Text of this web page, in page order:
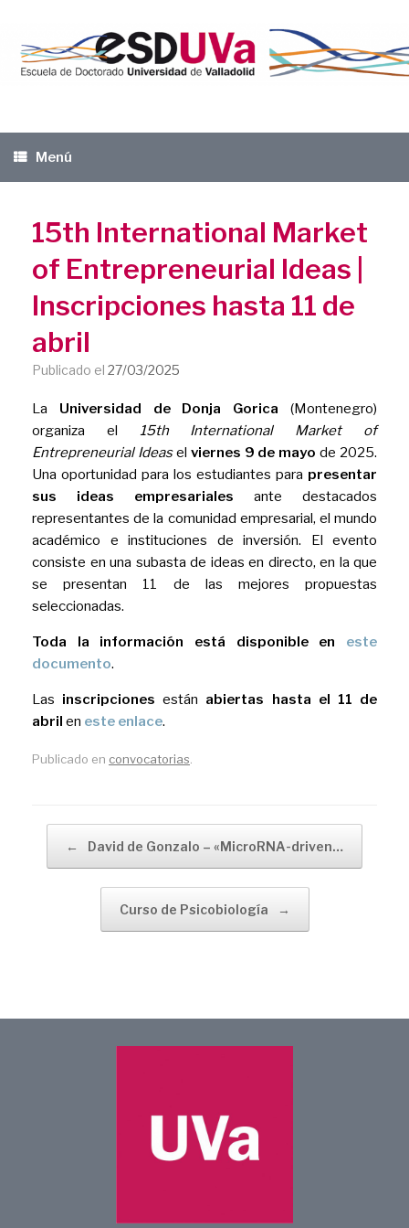
contenido
Menú
15th International Market
of Entrepreneurial Ideas |
Inscripciones hasta 11 de
abril
Publicado el 27/03/2025
La Universidad de Donja Gorica (Montenegro)
organiza el 15th International Market of
Entrepreneurial Ideasel viernes 9 de mayo de 2025.
Una oportunidad para los estudiantes para presentar
sus ideas empresariales ante destacados
representantes de la comunidad empresarial, el mundo
académico e instituciones de inversión. El evento
consiste en una subasta de ideas en directo, en la que
se presentan 11 de las mejores propuestas
seleccionadas.
Toda la información está disponible en este
documento.
Las inscripciones están abiertas hasta el 11 de
abril en este enlace.
Publicado en convocatorias
← David de Gonzalo – «MicroRNA-driven…
Curso de Psicobiología →